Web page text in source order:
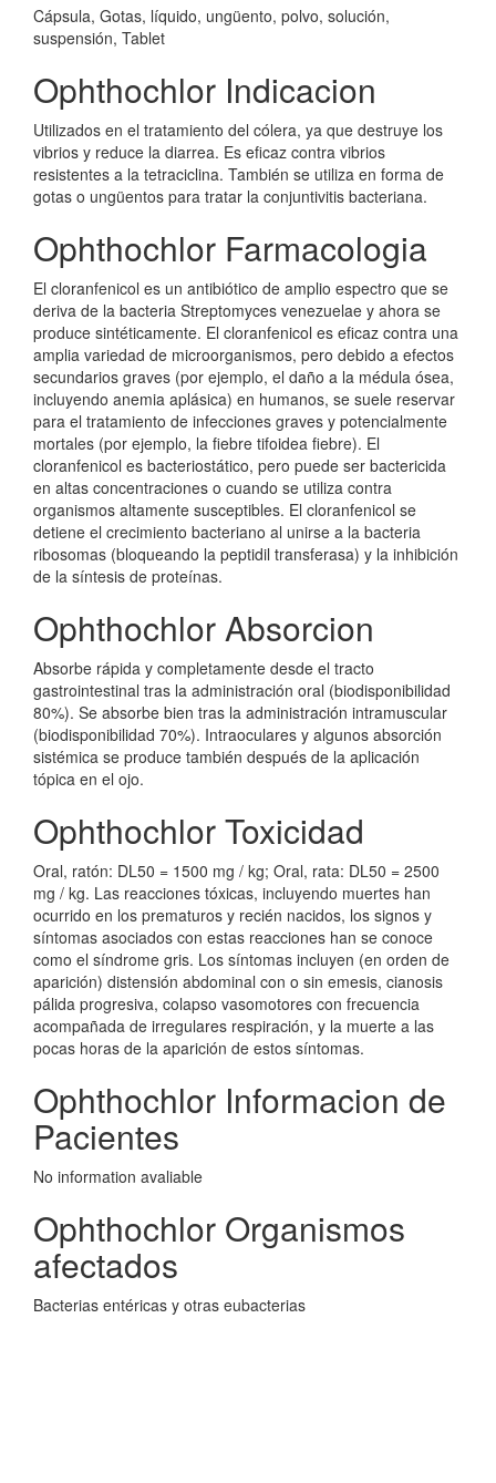
Cápsula, Gotas, líquido, ungüento, polvo, solución,
suspensión, Tablet
Ophthochlor Indicacion
Utilizados en el tratamiento del cólera, ya que destruye los
vibrios y reduce la diarrea. Es eficaz contra vibrios
resistentes a la tetraciclina. También se utiliza en forma de
gotas o ungüentos para tratar la conjuntivitis bacteriana.
Ophthochlor Farmacologia
El cloranfenicol es un antibiótico de amplio espectro que se
deriva de la bacteria Streptomyces venezuelae y ahora se
produce sintéticamente. El cloranfenicol es eficaz contra una
amplia variedad de microorganismos, pero debido a efectos
secundarios graves (por ejemplo, el daño a la médula ósea,
incluyendo anemia aplásica) en humanos, se suele reservar
para el tratamiento de infecciones graves y potencialmente
mortales (por ejemplo, la fiebre tifoidea fiebre). El
cloranfenicol es bacteriostático, pero puede ser bactericida
en altas concentraciones o cuando se utiliza contra
organismos altamente susceptibles. El cloranfenicol se
detiene el crecimiento bacteriano al unirse a la bacteria
ribosomas (bloqueando la peptidil transferasa) y la inhibición
de la síntesis de proteínas.
Ophthochlor Absorcion
Absorbe rápida y completamente desde el tracto
gastrointestinal tras la administración oral (biodisponibilidad
80%). Se absorbe bien tras la administración intramuscular
(biodisponibilidad 70%). Intraoculares y algunos absorción
sistémica se produce también después de la aplicación
tópica en el ojo.
Ophthochlor Toxicidad
Oral, ratón: DL50 = 1500 mg / kg; Oral, rata: DL50 = 2500
mg / kg. Las reacciones tóxicas, incluyendo muertes han
ocurrido en los prematuros y recién nacidos, los signos y
síntomas asociados con estas reacciones han se conoce
como el síndrome gris. Los síntomas incluyen (en orden de
aparición) distensión abdominal con o sin emesis, cianosis
pálida progresiva, colapso vasomotores con frecuencia
acompañada de irregulares respiración, y la muerte a las
pocas horas de la aparición de estos síntomas.
Ophthochlor Informacion de
Pacientes
No information avaliable
Ophthochlor Organismos
afectados
Bacterias entéricas y otras eubacterias